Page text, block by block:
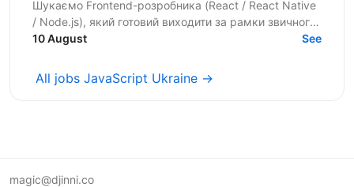
Шукаємо Frontend-розробника (React / React Native
/ Node.js), який готовий виходити за рамки звичного,
рости швидко і при цьому отримувати підтримку
10 August See
All jobs JavaScript Ukraine →
magic@djinni.co